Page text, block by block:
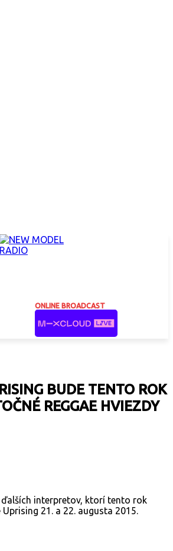
ONLINE BROADCAST
BUDE TENTO ROK
REGGAE HVIEZDY
ďalších interpretov, ktorí tento rok
21. a 22. augusta 2015.